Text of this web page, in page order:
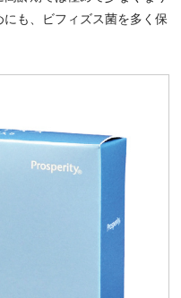
も、ビフィズス菌を多く保